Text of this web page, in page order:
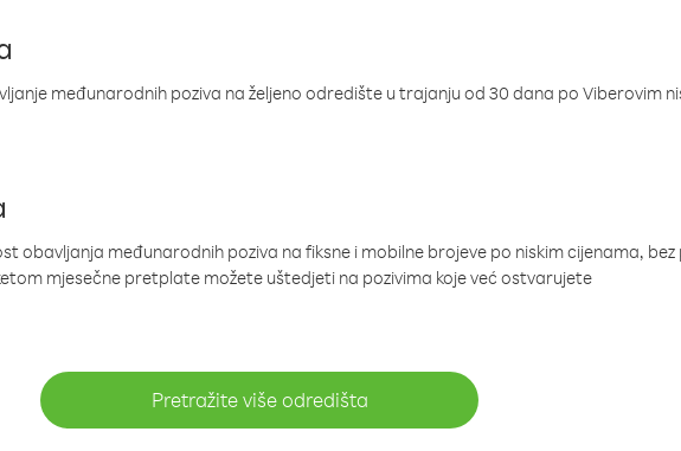
međunarodnih poziva na željeno odredište u trajanju od 30 dana po Viberovim
obavljanja međunarodnih poziva na fiksne i mobilne brojeve po niskim cijenama,
mjesečne pretplate možete uštedjeti na pozivima koje već ostvarujete
Pretražite više odredišta